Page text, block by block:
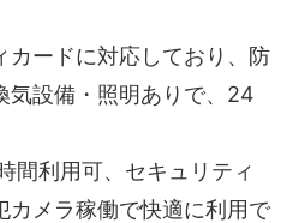
カードに対応しており、防
気設備・照明ありで、24
間利用可、セキュリティ
カメラ稼働で快適に利用で